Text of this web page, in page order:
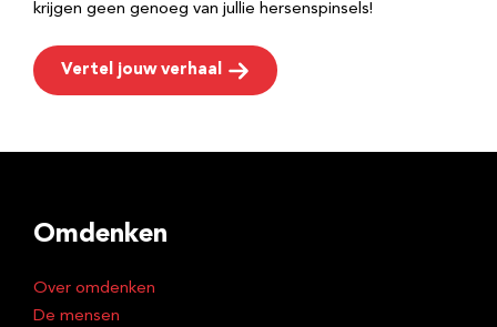
krijgen geen genoeg van jullie hersenspinsels!
Vertel jouw verhaal
Omdenken
Over omdenken
De mensen